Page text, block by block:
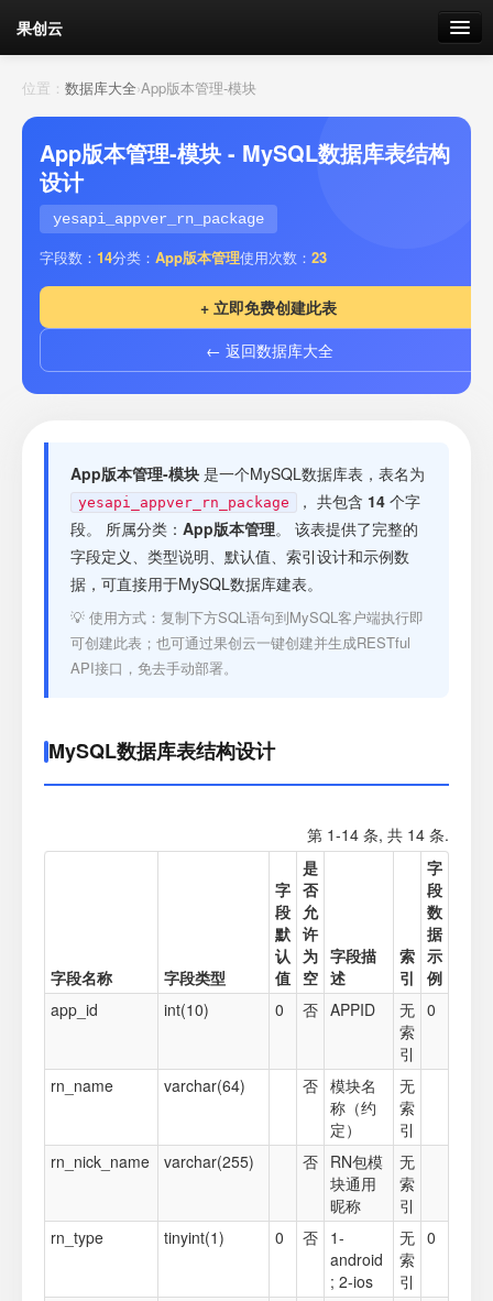
果创云
数据表单
API接口
云存储
流量 剩余接口流量
套餐
接口测试
位置： 数据库大全›App版本管理-模块
App版本管理-模块 - MySQL数据库表结构
设计
yesapi_appver_rn_package
字段数： 14分类： App版本管理使用次数： 23
+ 立即免费创建此表
← 返回数据库大全
App版本管理-模块 是一个MySQL数据库表，表名为
yesapi_appver_rn_package ， 共包含 14 个字
段。 所属分类： App版本管理。 该表提供了完整的
字段定义、类型说明、默认值、索引设计和示例数
据，可直接用于MySQL数据库建表。
💡 使用方式：复制下方SQL语句到MySQL客户端执行即
可创建此表；也可通过果创云一键创建并生成RESTful
API接口，免去手动部署。
MySQL数据库表结构设计
第 1-14 条, 共 14 条.
字段名称 字段类型
字
段
默
认
值
是
否
允
许
为
空
字段描
述
索
引
字
段
数
据
示
例
app_id
int(10) 0 否 APPID
无
索
引
0
rn_name varchar(64) 否 模块名
称（约
定）
无
索
引
rn_nick_name
varchar(255) 否 RN包模
块通用
昵称
无
索
引
rn_type
tinyint(1) 0 否 1-
android
; 2-ios
无
索
引
0